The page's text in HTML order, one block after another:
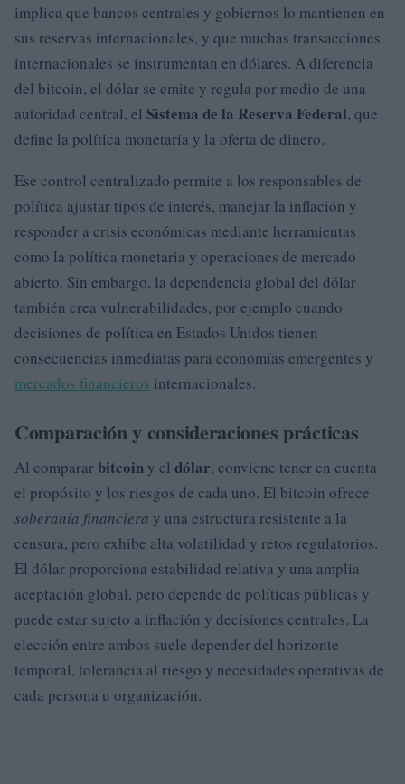
implica que bancos centrales y gobiernos lo mantienen en
sus reservas internacionales, y que muchas transacciones
internacionales se instrumentan en dólares. A diferencia
del bitcoin, el dólar se emite y regula por medio de una
autoridad central, el Sistema de la Reserva Federal, que
define la política monetaria y la oferta de dinero.
Ese control centralizado permite a los responsables de
política ajustar tipos de interés, manejar la inflación y
responder a crisis económicas mediante herramientas
como la política monetaria y operaciones de mercado
abierto. Sin embargo, la dependencia global del dólar
también crea vulnerabilidades, por ejemplo cuando
decisiones de política en Estados Unidos tienen
consecuencias inmediatas para economías emergentes y
mercados financieros internacionales.
Comparación y consideraciones prácticas
Al compararbitcoin y el dólar, conviene tener en cuenta
el propósito y los riesgos de cada uno. El bitcoin ofrece
soberanía financiera y una estructura resistente a la
censura, pero exhibe alta volatilidad y retos regulatorios.
El dólar proporciona estabilidad relativa y una amplia
aceptación global, pero depende de políticas públicas y
puede estar sujeto a inflación y decisiones centrales. La
elección entre ambos suele depender del horizonte
temporal, tolerancia al riesgo y necesidades operativas de
cada persona u organización.